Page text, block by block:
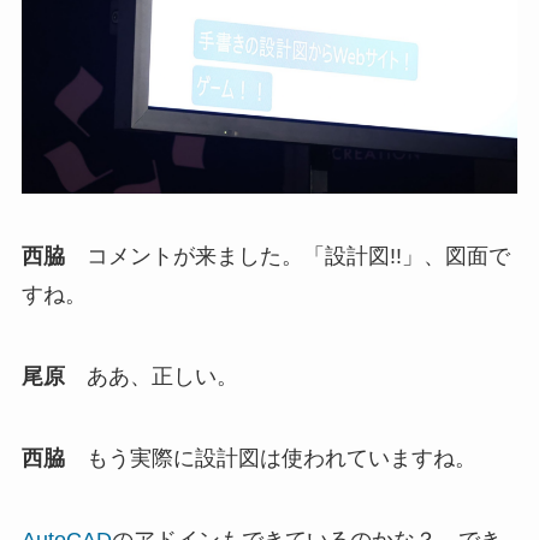
西脇
コメントが来ました。「設計図!!」、図面で
すね。
尾原ああ、正しい。
西脇もう実際に設計図は使われていますね。